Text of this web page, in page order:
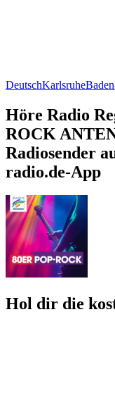
DeutschKarlsruhe
Höre Radio
ROCK
Radiosender
radio.de-App
Hol dir die